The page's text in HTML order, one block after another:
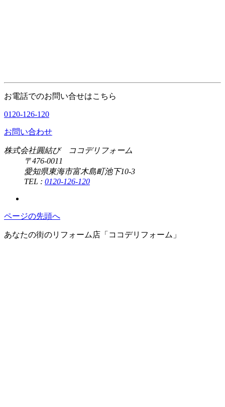
お電話でのお問い合せはこちら
0120-126-120
お問い合わせ
株式会社圓結び ココデリフォーム
〒476-0011
愛知県東海市富木島町池下10-3
TEL : 0120-126-120
ページの先頭へ
あなたの街のリフォーム店「ココデリフォーム」